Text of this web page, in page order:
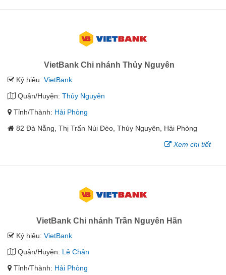
VietBank Chi nhánh Thủy Nguyên
Ký hiệu: VietBank
Quận/Huyện: Thủy Nguyên
Tỉnh/Thành: Hải Phòng
82 Đà Nẵng, Thị Trấn Núi Đèo, Thủy Nguyên, Hải Phòng
Xem chi tiết
VietBank Chi nhánh Trần Nguyên Hãn
Ký hiệu: VietBank
Quận/Huyện: Lê Chân
Tỉnh/Thành: Hải Phòng